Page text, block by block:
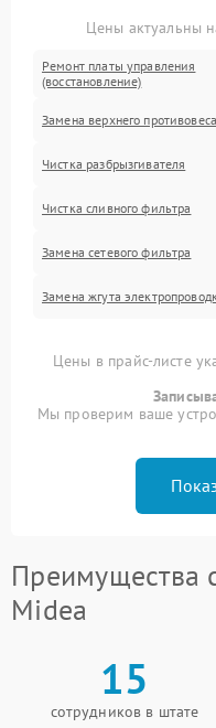
Цены актуальны
Ремонт платы управления
(восстановление)
Замена верхнего противовеса
Чистка разбрызгивателя
Чистка сливного фильтра
Замена сетевого фильтра
Замена жгута
Цены в прайс-листе
Мы проверим ваше
Преимущества
Midea
15
сотрудников в штате